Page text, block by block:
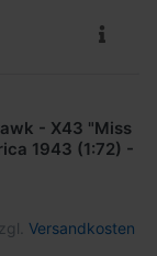
- X43 "Miss
1943 (1:72) -
Versandkosten